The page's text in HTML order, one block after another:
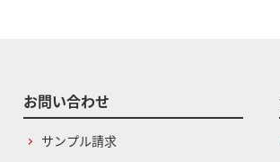
お問い合わせ
サンプル請求